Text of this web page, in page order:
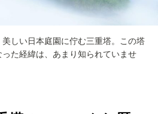
しい日本庭園に佇む三重塔。この塔
た経緯は、あまり知られていませ